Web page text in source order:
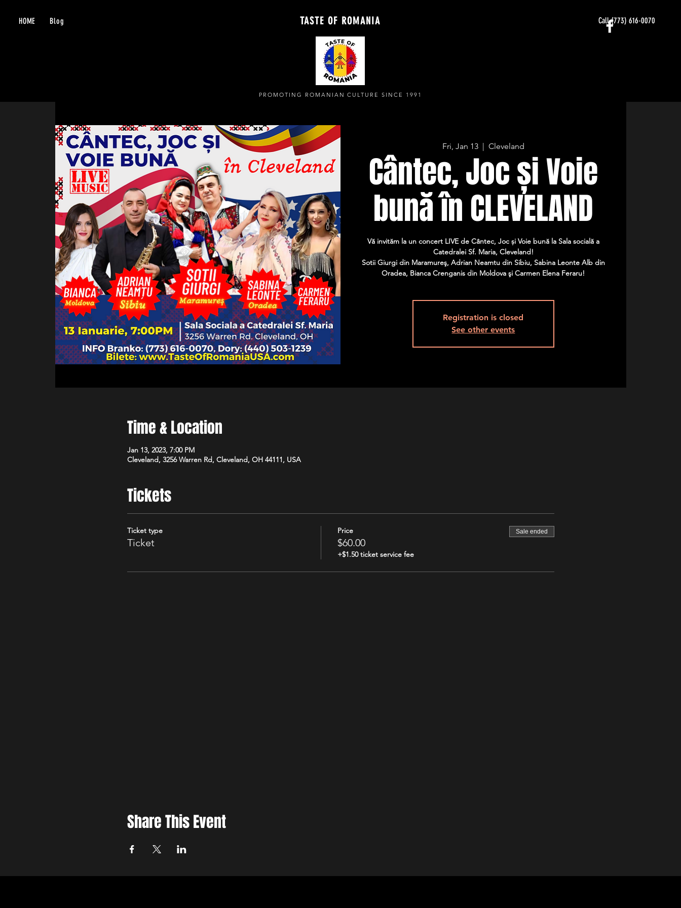
HOME Blog Call (773) 616-0070
TASTE OF ROMANIA
PROMOTING ROMANIAN CULTURE SINCE 1991
Fri, Jan 13
  |
Cleveland
Cântec, Joc și Voie
bună în CLEVELAND
Vă invităm la un concert LIVE de Cântec, Joc și Voie bună la Sala socială a
Catedralei Sf. Maria, Cleveland!
Sotii Giurgi din Maramureş, Adrian Neamtu din Sibiu, Sabina Leonte Alb din
Oradea, Bianca Crenganis din Moldova şi Carmen Elena Feraru!
Registration is closed
See other events
Time & Location
Jan 13, 2023, 7:00 PM
Cleveland, 3256 Warren Rd, Cleveland, OH 44111, USA
Tickets
Ticket type
Ticket
Price
$60.00
+$1.50 ticket service fee
Sale ended
Share This Event